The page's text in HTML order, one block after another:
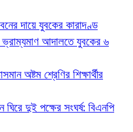
দায়ে যুবকের কারাদণ্ড
ভ্রাম্যমাণ আদালতে যুবকের ৬
অষ্টম শ্রেণির শিক্ষার্থীর
দুই পক্ষের সংঘর্ষ: বিএনপি